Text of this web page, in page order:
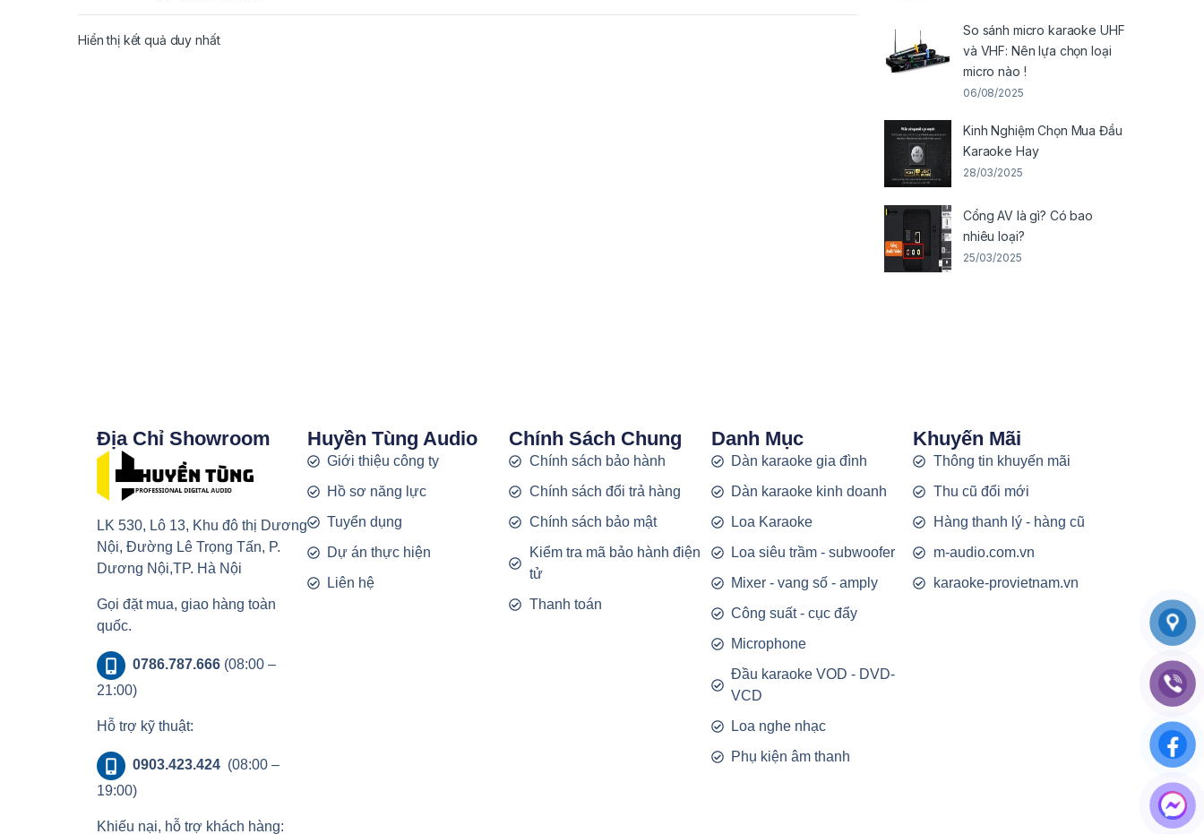
Hiển thị kết quả duy nhất
So sánh micro karaoke UHF
và VHF: Nên lựa chọn loại
micro nào !
06/08/2025
Kinh Nghiệm Chọn Mua Đầu
Karaoke Hay
28/03/2025
Cổng AV là gì? Có bao
nhiêu loại?
25/03/2025
Địa Chỉ Showroom
LK 530, Lô 13, Khu đô thị Dương
Nội, Đường Lê Trọng Tấn, P.
Dương Nội,TP. Hà Nội
Gọi đặt mua, giao hàng toàn
quốc.
0786.787.666(08:00 –
21:00)
Hỗ trợ kỹ thuật:
0903.423.424 (08:00 –
19:00)
Khiếu nại, hỗ trợ khách hàng:
Huyền Tùng Audio
Giới thiệu công ty
Hồ sơ năng lực
Tuyển dụng
Dự án thực hiện
Liên hệ
Chính Sách Chung
Chính sách bảo hành
Chính sách đổi trả hàng
Chính sách bảo mật
Kiểm tra mã bảo hành điện
tử
Thanh toán
Danh Mục
Dàn karaoke gia đình
Dàn karaoke kinh doanh
Loa Karaoke
Loa siêu trầm - subwoofer
Mixer - vang số - amply
Công suất - cục đẩy
Microphone
Đầu karaoke VOD - DVD-
VCD
Loa nghe nhạc
Phụ kiện âm thanh
Khuyến Mãi
Thông tin khuyến mãi
Thu cũ đổi mới
Hàng thanh lý - hàng cũ
m-audio.com.vn
karaoke-provietnam.vn